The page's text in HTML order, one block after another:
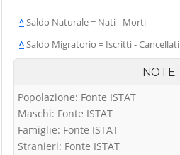
^Saldo Naturale = Nati - Morti
^Saldo Migratorio = Iscritti - Cancellati
NOTE
Popolazione: Fonte ISTAT
Maschi: Fonte ISTAT
Famiglie: Fonte ISTAT
Stranieri: Fonte ISTAT